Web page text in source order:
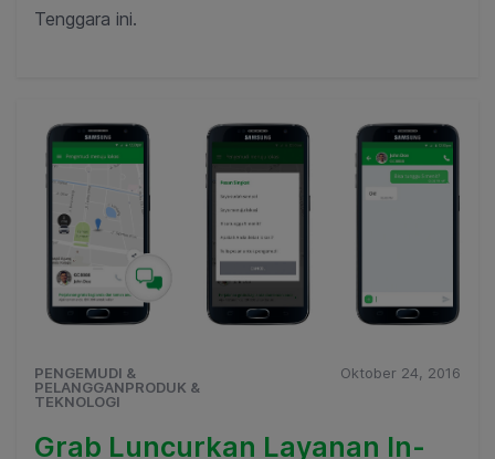
Tenggara ini.
PENGEMUDI &
PELANGGANPRODUK &
TEKNOLOGI
Oktober 24, 2016
Grab Luncurkan Layanan In-